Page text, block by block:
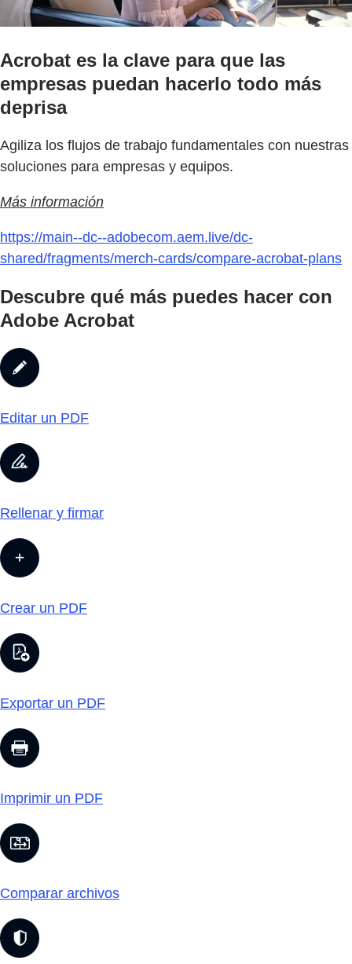
Acrobat es la clave para que las
empresas puedan hacerlo todo más
deprisa
Agiliza los flujos de trabajo fundamentales con nuestras
soluciones para empresas y equipos.
Más información
https://main--dc--adobecom.aem.live/dc-
shared/fragments/merch-cards/compare-acrobat-plans
Descubre qué más puedes hacer con
Adobe Acrobat
Editar un PDF
Rellenar y firmar
Crear un PDF
Exportar un PDF
Imprimir un PDF
Comparar archivos